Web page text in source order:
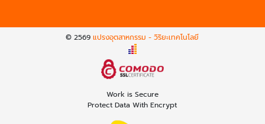
© 2569แปรงอุตสาหกรรม - วิริยะเทคโนโลยี
Work is Secure
Protect Data With Encrypt